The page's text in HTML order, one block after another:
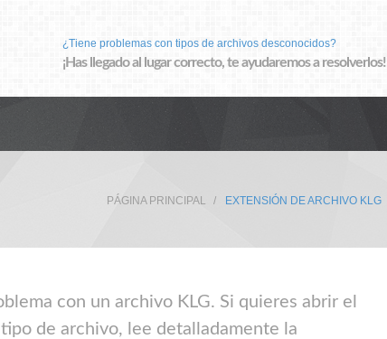
¿Tiene problemas con tipos de archivos desconocidos?
¡Has llegado al lugar correcto, te ayudaremos a resolverlos!
PÁGINA PRINCIPAL EXTENSIÓN DE ARCHIVO KLG
con un archivo KLG. Si quieres abrir el
de archivo, lee detalladamente la